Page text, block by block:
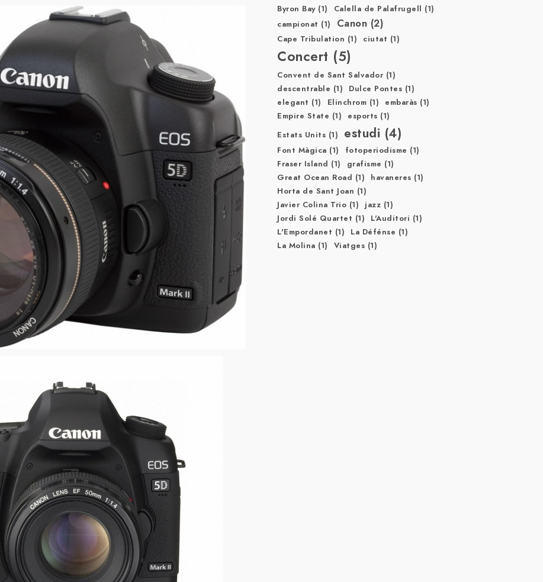
Byron Bay(1) Calella de Palafrugell (1)
campionat (1) Canon (2)
Cape Tribulation (1) ciutat (1)
Concert (5)
Convent de Sant Salvador (1)
descentrable (1) Dulce Pontes (1)
elegant (1) Elinchrom (1) embaràs (1)
Empire State (1) esports (1)
Estats Units (1) estudi (4)
Font Màgica (1) fotoperiodisme (1)
Fraser Island (1) grafisme (1)
Great Ocean Road (1) havaneres (1)
Horta de Sant Joan (1)
Javier Colina Trio (1) jazz (1)
Jordi Solé Quartet (1) L'Auditori (1)
L'Empordanet (1) La Défénse (1)
La Molina (1) Viatges (1)